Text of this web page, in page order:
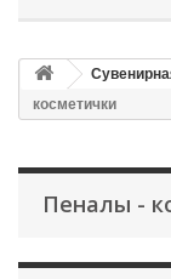
косметички
Пеналы -